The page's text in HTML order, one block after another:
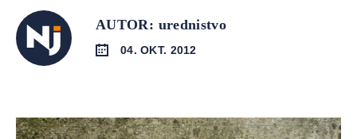
AUTOR: urednistvo
04. OKT. 2012